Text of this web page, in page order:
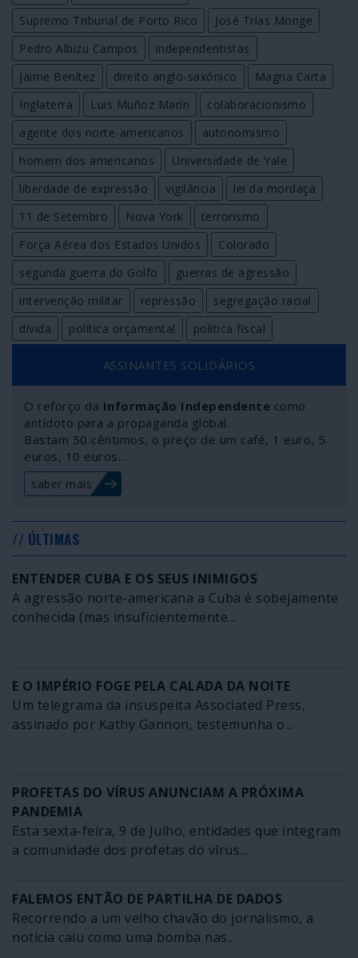
Supremo Tribunal de Porto Rico
José Trías Monge
Pedro Albizu Campos
independentistas
Jaime Benítez
direito anglo-saxónico
Magna Carta
Inglaterra
Luis Muñoz Marín
colaboracionismo
agente dos norte-americanos
autonomismo
homem dos americanos
Universidade de Yale
liberdade de expressão
vigilância
lei da mordaça
11 de Setembro
Nova York
terrorismo
Força Aérea dos Estados Unidos
Colorado
segunda guerra do Golfo
guerras de agressão
intervenção militar
repressão
segregação racial
dívida
política orçamental política fiscal
ASSINANTES SOLIDÁRIOS
O reforço da Informação Independente como
antídoto para a propaganda global.
Bastam 50 cêntimos, o preço de um café, 1 euro, 5
euros, 10 euros…
saber mais
// ÚLTIMAS
ENTENDER CUBA E OS SEUS INIMIGOS
A agressão norte-americana a Cuba é sobejamente
conhecida (mas insuficientemente...
E O IMPÉRIO FOGE PELA CALADA DA NOITE
Um telegrama da insuspeita Associated Press,
assinado por Kathy Gannon, testemunha o...
PROFETAS DO VÍRUS ANUNCIAM A PRÓXIMA
PANDEMIA
Esta sexta-feira, 9 de Julho, entidades que integram
a comunidade dos profetas do vírus...
FALEMOS ENTÃO DE PARTILHA DE DADOS
Recorrendo a um velho chavão do jornalismo, a
notícia caiu como uma bomba nas...